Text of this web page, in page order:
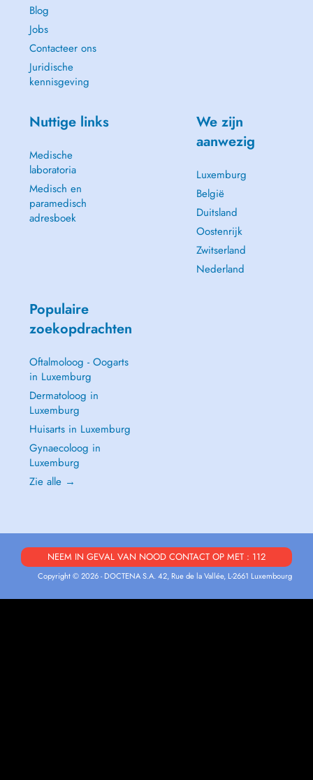
Blog
Jobs
Contacteer ons
Juridische
kennisgeving
Nuttige links
Medische
laboratoria
Medisch en
paramedisch
adresboek
We zijn
aanwezig
Luxemburg
België
Duitsland
Oostenrijk
Zwitserland
Nederland
Populaire
zoekopdrachten
Oftalmoloog - Oogarts
in Luxemburg
Dermatoloog in
Luxemburg
Huisarts in Luxemburg
Gynaecoloog in
Luxemburg
Zie alle →
NEEM IN GEVAL VAN NOOD CONTACT OP MET : 112
Copyright © 2026 - DOCTENA S.A. 42, Rue de la Vallée, L-2661 Luxembourg